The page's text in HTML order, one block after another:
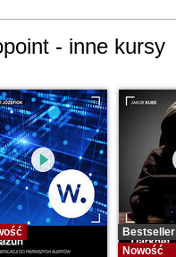
- inne kursy
Bestseller
Nowość